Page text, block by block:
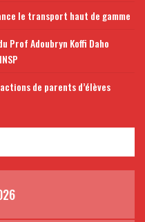
le transport haut de gamme
Prof Adoubryn Koffi Daho
de parents d’élèves